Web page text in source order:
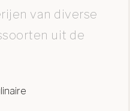
van diverse
uit de